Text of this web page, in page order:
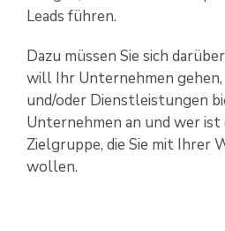
Leads führen.
Dazu müssen Sie sich
will Ihr Unternehmen
und/oder Dienstleistungen
Unternehmen an und wer ist
Zielgruppe, die Sie mit Ihrer
wollen.